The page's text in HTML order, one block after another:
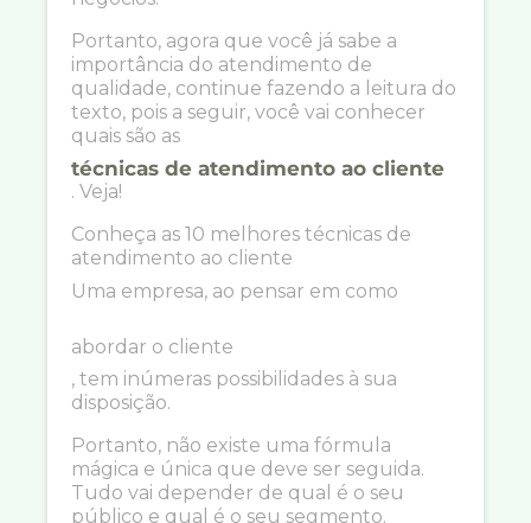
Portanto, agora que você já sabe a
importância do atendimento de
qualidade, continue fazendo a leitura do
texto, pois a seguir, você vai conhecer
quais são as
técnicas de atendimento ao cliente
. Veja!
Conheça as 10 melhores técnicas de
atendimento ao cliente
Uma empresa, ao pensar em como
abordar o cliente
, tem inúmeras possibilidades à sua
disposição.
Portanto, não existe uma fórmula
mágica e única que deve ser seguida.
Tudo vai depender de qual é o seu
público e qual é o seu segmento.